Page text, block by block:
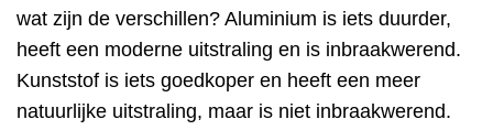
wat zijn de verschillen? Aluminium is iets duurder,
heeft een moderne uitstraling en is inbraakwerend.
Kunststof is iets goedkoper en heeft een meer
natuurlijke uitstraling, maar is niet inbraakwerend.